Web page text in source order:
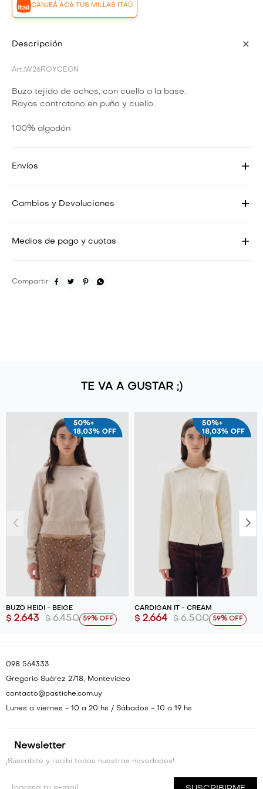
CANJEÁ ACÁ TUS MILLAS ITAÚ
Descripción
W26ROYCEGN
Buzo tejido de ochos, con cuello a la base.
Rayas contratono en puño y cuello.
100% algodón
Envíos
Cambios y Devoluciones
Medios de pago y cuotas
   
TE VA A GUSTAR ;)
BUZO HEIDI - BEIGE
$ 2.643 $ 6.450 59
CARDIGAN IT - CREAM
$ 2.664 $ 6.500 59
Newsletter
¡Suscribite y recibí todas nuestras novedades!
098 564333
Gregorio Suárez 2718, Montevideo
contacto@pastiche.com.uy
Lunes a viernes - 10 a 20 hs / Sábados - 10 a 19 hs